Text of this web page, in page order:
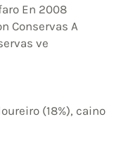
En 2008
Conservas A
ve
(18%), caino